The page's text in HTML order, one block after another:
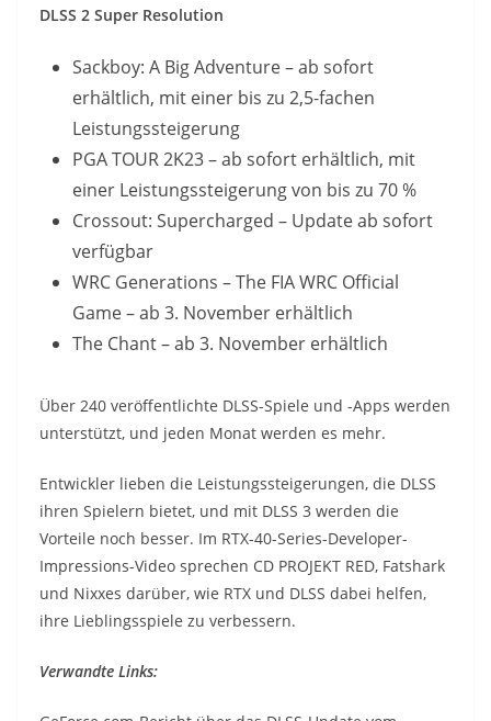
DLSS 2 Super Resolution
Sackboy: A Big Adventure – ab sofort
erhältlich, mit einer bis zu 2,5-fachen
Leistungssteigerung
PGA TOUR 2K23 – ab sofort erhältlich, mit
einer Leistungssteigerung von bis zu 70 %
Crossout: Supercharged – Update ab sofort
verfügbar
WRC Generations – The FIA WRC Official
Game – ab 3. November erhältlich
The Chant – ab 3. November erhältlich
Über 240 veröffentlichte DLSS-Spiele und -Apps werden
unterstützt, und jeden Monat werden es mehr.
Entwickler lieben die Leistungssteigerungen, die DLSS
ihren Spielern bietet, und mit DLSS 3 werden die
Vorteile noch besser. Im RTX-40-Series-Developer-
Impressions-Video sprechen CD PROJEKT RED, Fatshark
und Nixxes darüber, wie RTX und DLSS dabei helfen,
ihre Lieblingsspiele zu verbessern.
Verwandte Links: